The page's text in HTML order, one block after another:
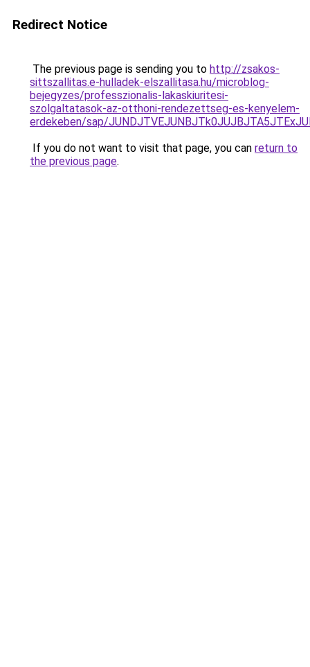
Redirect Notice
The previous page is sending you to http://zsakos-
sittszallitas.e-hulladek-elszallitasa.hu/microblog-
bejegyzes/professzionalis-lakaskiuritesi-
szolgaltatasok-az-otthoni-rendezettseg-es-kenyelem-
erdekeben/sap/
If you do not want to visit that page, you can return to
the previous page.